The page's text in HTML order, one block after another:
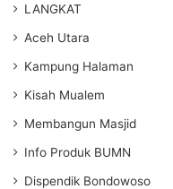
LANGKAT
Aceh Utara
Kampung Halaman
Kisah Mualem
Membangun Masjid
Info Produk BUMN
Dispendik Bondowoso